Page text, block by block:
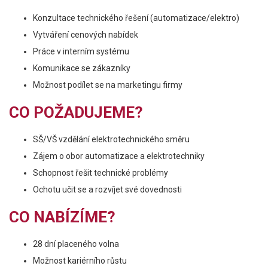
Konzultace technického řešení (automatizace/elektro)
Vytváření cenových nabídek
Práce v interním systému
Komunikace se zákazníky
Možnost podílet se na marketingu firmy
CO POŽADUJEME?
SŠ/VŠ vzdělání elektrotechnického směru
Zájem o obor automatizace a elektrotechniky
Schopnost řešit technické problémy
Ochotu učit se a rozvíjet své dovednosti
CO NABÍZÍME?
28 dní placeného volna
Možnost kariérního růstu